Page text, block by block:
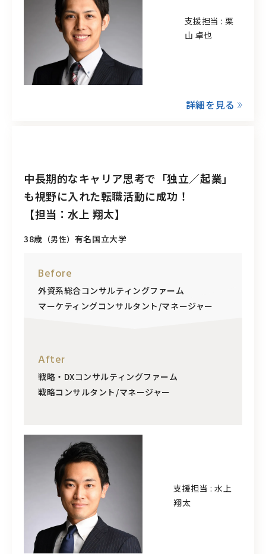
支援担当 : 栗
山 卓也
詳細を見る
38歳 （男性） 有名国立大学
中長期的なキャリア思考で「独立／起業」
も視野に入れた転職活動に成功！
【担当：水上 翔太】
Before
外資系総合コンサルティングファーム
マーケティングコンサルタント/マネージャー
After
戦略・DXコンサルティングファーム
戦略コンサルタント/マネージャー
支援担当 : 水上
翔太